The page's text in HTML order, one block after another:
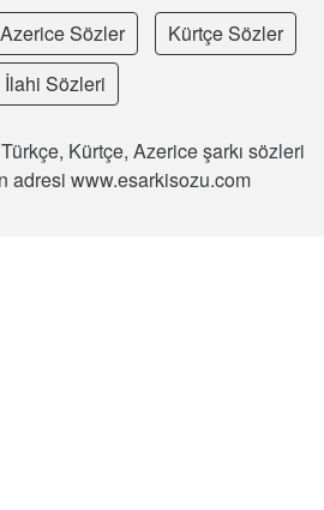
Azerice Sözler
Kürtçe Sözler
İlahi Sözleri
Kürtçe, Azerice şarkı sözleri
adresi www.esarkisozu.com